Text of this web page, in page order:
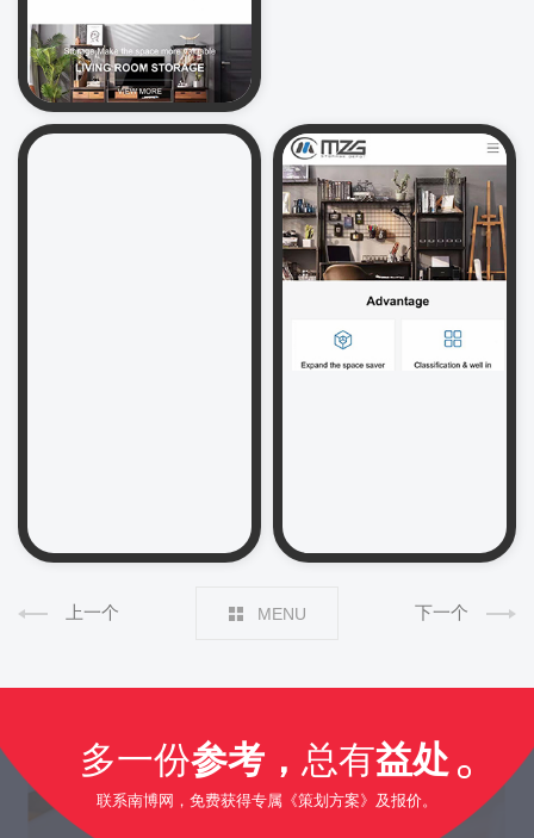
上一个 MENU 下一个
多一份参考， 总有益处
联系南博网，免费获得专属《策划方案》及报价。